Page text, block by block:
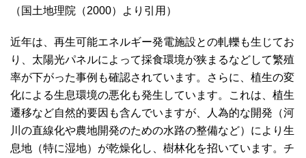
（国土地理院（2000）より引用）
近年は、再生可能エネルギー発電施設との軋轢も生じてお
り、太陽光パネルによって採食環境が狭まるなどして繁殖
率が下がった事例も確認されています。さらに、植生の変
化による生息環境の悪化も発生しています。これは、植生
遷移など自然的要因も含んでいますが、人為的な開発（河
川の直線化や農地開発のための水路の整備など）により生
息地（特に湿地）が乾燥化し、樹林化を招いています。チ